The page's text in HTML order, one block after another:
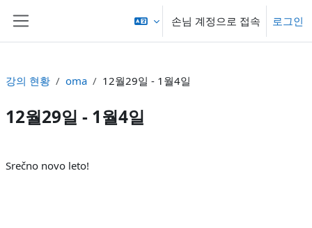
손님 계정으로 접속 로그인
강의 현황 oma 12월29일 - 1월4일
12월29일 - 1월4일
섹션 개요
Srečno novo leto!